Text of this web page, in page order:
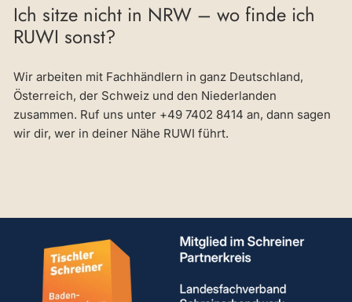
Ich sitze nicht in NRW – wo finde ich
RUWI sonst?
Wir arbeiten mit Fachhändlern in ganz Deutschland,
Österreich, der Schweiz und den Niederlanden
zusammen. Ruf uns unter +49 7402 8414 an, dann sagen
wir dir, wer in deiner Nähe RUWI führt.